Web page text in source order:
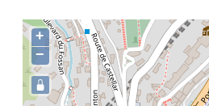
+
−